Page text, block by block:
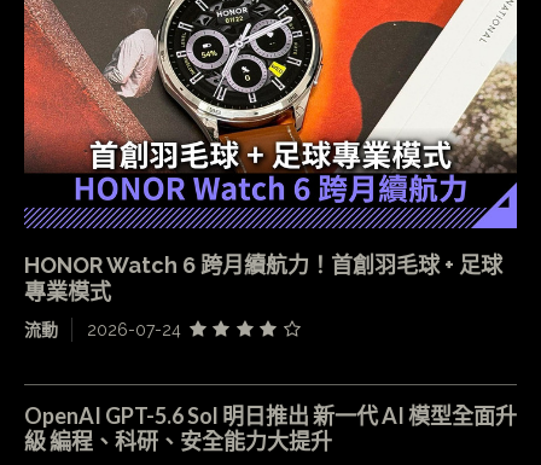
HONOR Watch 6 跨月續航力！首創羽毛球 + 足球
專業模式
流動 2026-07-24
OpenAI GPT-5.6 Sol 明日推出 新一代 AI 模型全面升
級 編程、科研、安全能力大提升